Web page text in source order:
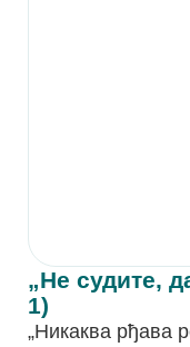
„Не судите,
1)
„Никаква рђава